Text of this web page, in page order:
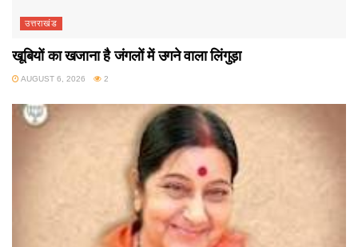
उत्तराखंड
खूबियों का खजाना है जंगलों में उगने वाला लिंगुड़ा
AUGUST 6, 2026 2